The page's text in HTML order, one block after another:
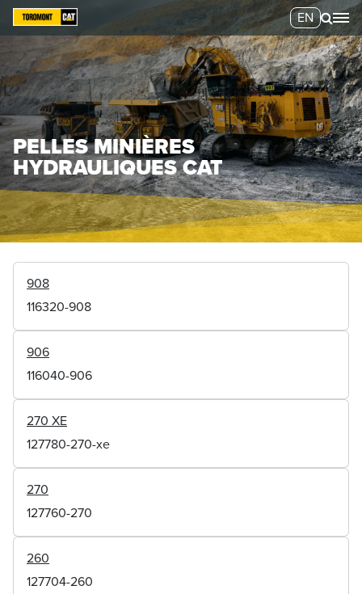
EN
PELLES MINIÈRES
HYDRAULIQUES CAT
908
116320-908
906
116040-906
270 XE
127780-270-xe
270
127760-270
260
127704-260